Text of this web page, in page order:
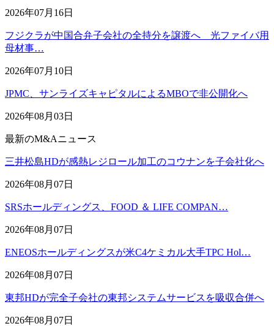
2026年07月16日
フジクラが中国合弁子会社の全持分を譲渡へ 光ファイバ用
母材事…
2026年07月10日
JPMC、サンライズキャピタルによるMBOで非公開化へ
2026年08月03日
最新のM&Aニュース
三井松島HDが感熱レジロール加工のコウナンを子会社化へ
2026年08月07日
SRSホールディングス、FOOD ＆ LIFE COMPAN…
2026年08月07日
ENEOSホールディングスが米C4ケミカル大手TPC Hol…
2026年08月07日
東邦HDが完全子会社の東邦システムサービスを吸収合併へ
2026年08月07日